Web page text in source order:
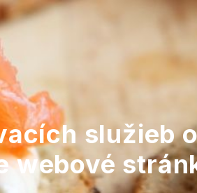
služieb
webové